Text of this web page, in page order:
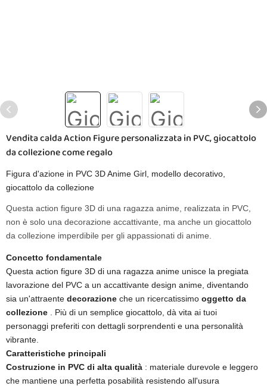
Vendita calda Action Figure personalizzata in PVC, giocattolo
da collezione come regalo
Figura d'azione in PVC 3D Anime Girl, modello decorativo,
giocattolo da collezione
Questa action figure 3D di una ragazza anime, realizzata in PVC,
non è solo una decorazione accattivante, ma anche un giocattolo
da collezione imperdibile per gli appassionati di anime.
Concetto fondamentale
Questa action figure 3D di una ragazza anime unisce la pregiata
lavorazione del PVC a un accattivante design anime, diventando
sia un'attraente decorazione che un ricercatissimo oggetto da
collezione . Più di un semplice giocattolo, dà vita ai tuoi
personaggi preferiti con dettagli sorprendenti e una personalità
vibrante.
Caratteristiche principali
Costruzione in PVC di alta qualità : materiale durevole e leggero
che mantiene una perfetta posabilità resistendo all'usura